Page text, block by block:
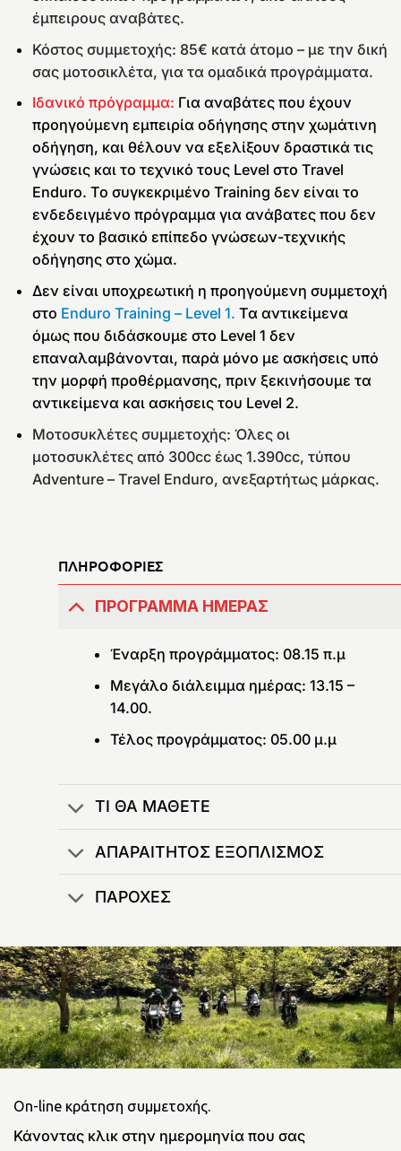
έμπειρους αναβάτες.
Κόστος συμμετοχής: 85€ κατά άτομο – με την δική
σας μοτοσικλέτα, για τα ομαδικά προγράμματα.
Ιδανικό πρόγραμμα: Για αναβάτες που έχουν
προηγούμενη εμπειρία οδήγησης στην χωμάτινη
οδήγηση, και θέλουν να εξελίξουν δραστικά τις
γνώσεις και το τεχνικό τους Level στο Travel
Enduro. Το συγκεκριμένο Training δεν είναι το
ενδεδειγμένο πρόγραμμα για ανάβατες που δεν
έχουν το βασικό επίπεδο γνώσεων-τεχνικής
οδήγησης στο χώμα.
Δεν είναι υποχρεωτική η προηγούμενη συμμετοχή
στο Enduro Training – Level 1. Τα αντικείμενα
όμως που διδάσκουμε στο Level 1 δεν
επαναλαμβάνονται, παρά μόνο με ασκήσεις υπό
την μορφή προθέρμανσης, πριν ξεκινήσουμε τα
αντικείμενα και ασκήσεις του Level 2.
Μοτοσυκλέτες συμμετοχής: Όλες οι
μοτοσυκλέτες από 300cc έως 1.390cc, τύπου
Adventure – Travel Enduro, ανεξαρτήτως μάρκας.
ΠΛΗΡΟΦΟΡΙΕΣ
ΠΡΟΓΡΑΜΜΑ ΗΜΕΡΑΣ
Έναρξη προγράμματος: 08.15 π.μ
Μεγάλο διάλειμμα ημέρας: 13.15 –
14.00.
Τέλος προγράμματος: 05.00 μ.μ
ΤΙ ΘΑ ΜΑΘΕΤΕ
ΑΠΑΡΑΙΤΗΤΟΣ ΕΞΟΠΛΙΣΜΟΣ
ΠΑΡΟΧΕΣ
On-line κράτηση συμμετοχής.
Κάνοντας κλικ στην ημερομηνία που σας